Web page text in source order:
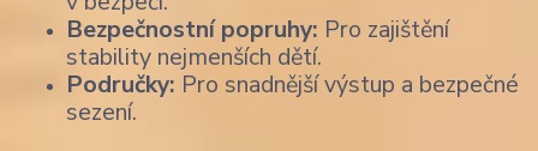
Bezpečnostní popruhy: Pro zajištění
stability nejmenších dětí.
Područky: Pro snadnější výstup a bezpečné
sezení.